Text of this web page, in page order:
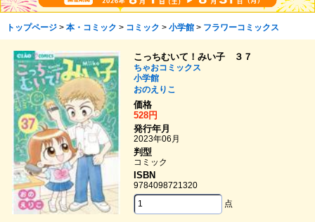
トップページ> 本・コミック > コミック > 小学館> フラワーコミックス
こっちむいて！みい子 ３７
ちゃおコミックス
小学館
おのえりこ
価格
528円
発行年月
2023年06月
判型
コミック
ISBN
9784098721320
点